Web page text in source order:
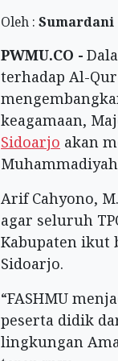
Oleh : Sumardani
PWMU.CO -
terhadap Al-
keagamaan,
Sidoarjo akan
Muhammadiyah
Arif Cahyono,
agar seluruh
Kabupaten ikut
Sidoarjo.
“FASHMU
peserta didik
lingkungan